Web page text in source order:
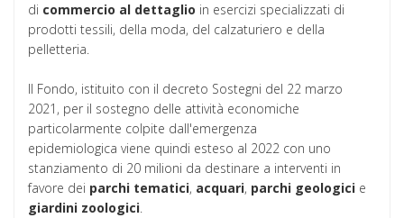
di commercio al dettaglio in esercizi specializzati di
prodotti tessili, della moda, del calzaturiero e della
pelletteria.
Il Fondo, istituito con il decreto Sostegni del 22 marzo
2021, per il sostegno delle attività economiche
particolarmente colpite dall'emergenza
epidemiologica viene quindi esteso al 2022 con uno
stanziamento di 20 milioni da destinare a interventi in
favore dei parchi tematici, acquari, parchi geologici e
giardini zoologici.